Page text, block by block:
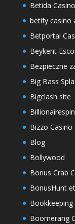
Betida Casino
betify casino
Betportal
Beykent
Bezpieczne
Big Bass
Bigclash site
Billionairespin
Bizzo Casino
Blog
Bollywood
Bonus Crab
BonusHunt
Bookkeeping
Boomerang